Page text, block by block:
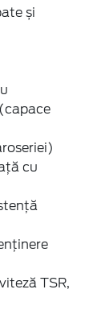
și
cu
TSR,